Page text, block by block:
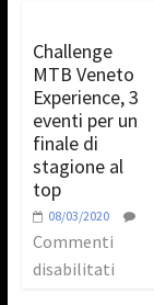
Challenge
MTB Veneto
Experience, 3
eventi per un
finale di
stagione al
top
08/03/2020
Commenti
disabilitati